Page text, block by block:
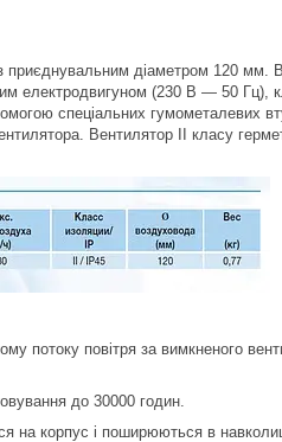
діаметром 120 мм.
електродвигуном (230 В — 50 Гц),
спеціальних гумометалевих
Вентилятор II класу
повітря за вимкненого
до 30000 годин.
на корпус і поширюються в